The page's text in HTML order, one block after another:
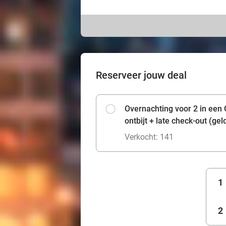
Reserveer jouw deal
Overnachting voor 2 in een
ontbijt + late check-out
Verkocht: 141
1
2